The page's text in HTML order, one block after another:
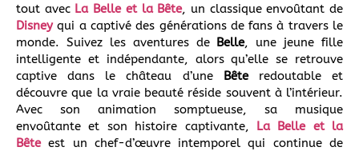
tout avec La Belle et la Bête, un classique envoûtant de
Disneyqui a captivé des générations de fans à travers le
monde. Suivez les aventures de Belle, une jeune fille
intelligente et indépendante, alors qu’elle se retrouve
captive dans le château d’une Bêteredoutable et
découvre que la vraie beauté réside souvent à l’intérieur.
Avec son animation somptueuse, sa musique
envoûtante et son histoire captivante, La Belle et la
Bêteest un chef-d’œuvre intemporel qui continue de